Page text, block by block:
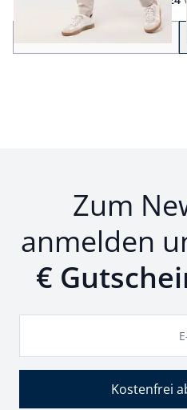
Zum
anmelden
€
Kostenfrei